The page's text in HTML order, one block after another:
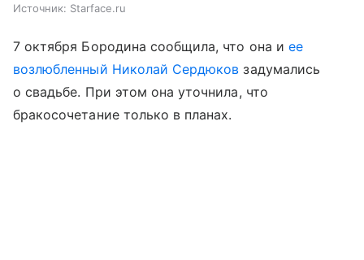
Источник: Starface.ru
7 октября Бородина сообщила, что она и ее
возлюбленный Николай Сердюков задумались
о свадьбе. При этом она уточнила, что
бракосочетание только в планах.